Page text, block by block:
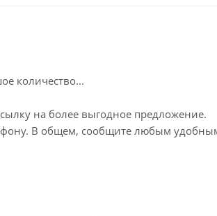
количество...
на более выгодное предложение.
В общем, сообщите любым